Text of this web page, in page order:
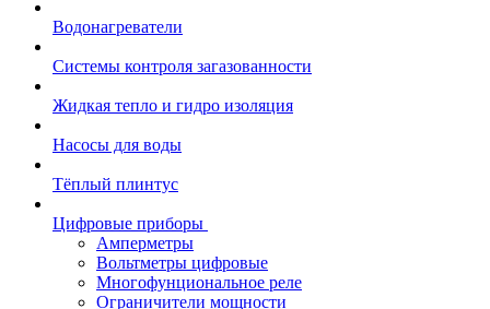
Водонагреватели
Системы контроля загазованности
Жидкая тепло и гидро изоляция
Насосы для воды
Тёплый плинтус
Цифровые приборы
Амперметры
Вольтметры цифровые
Многофунциональное реле
Ограничители мощности